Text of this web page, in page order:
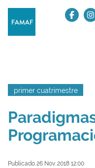
primer cuatrimestre
Publicado 26 Nov. 2018 12:00